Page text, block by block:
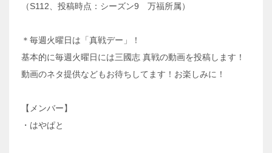
（S112、投稿時点：シーズン9 万福所属）
＊毎週火曜日は「真戦デー」！
基本的に毎週火曜日には三國志 真戦の動画を投稿します！
動画のネタ提供などもお待ちしてます！お楽しみに！
【メンバー】
・はやぱと